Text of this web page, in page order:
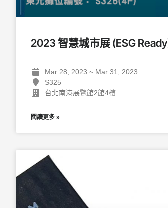
2023 智慧城市展 (ESG
Mar 28, 2023 ~ Mar 31, 2023
S325
台北南港展覽館2館4樓
閱讀更多 »